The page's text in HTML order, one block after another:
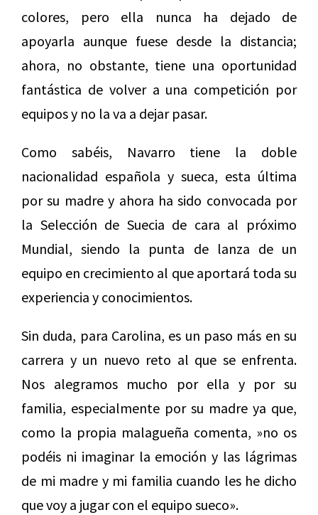
colores, pero ella nunca ha dejado de
apoyarla aunque fuese desde la distancia;
ahora, no obstante, tiene una oportunidad
fantástica de volver a una competición por
equipos y no la va a dejar pasar.
Como sabéis, Navarro tiene la doble
nacionalidad española y sueca, esta última
por su madre y ahora ha sido convocada por
la Selección de Suecia de cara al próximo
Mundial, siendo la punta de lanza de un
equipo en crecimiento al que aportará toda su
experiencia y conocimientos.
Sin duda, para Carolina, es un paso más en su
carrera y un nuevo reto al que se enfrenta.
Nos alegramos mucho por ella y por su
familia, especialmente por su madre ya que,
como la propia malagueña comenta, »no os
podéis ni imaginar la emoción y las lágrimas
de mi madre y mi familia cuando les he dicho
que voy a jugar con el equipo sueco».